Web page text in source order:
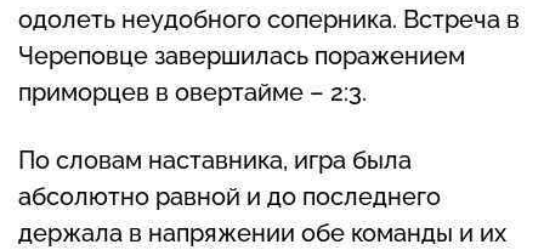
одолеть неудобного соперника. Встреча в
Череповце завершилась поражением
приморцев в овертайме – 2:3.
По словам наставника, игра была
абсолютно равной и до последнего
держала в напряжении обе команды и их